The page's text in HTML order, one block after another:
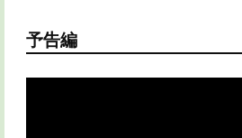
予告編